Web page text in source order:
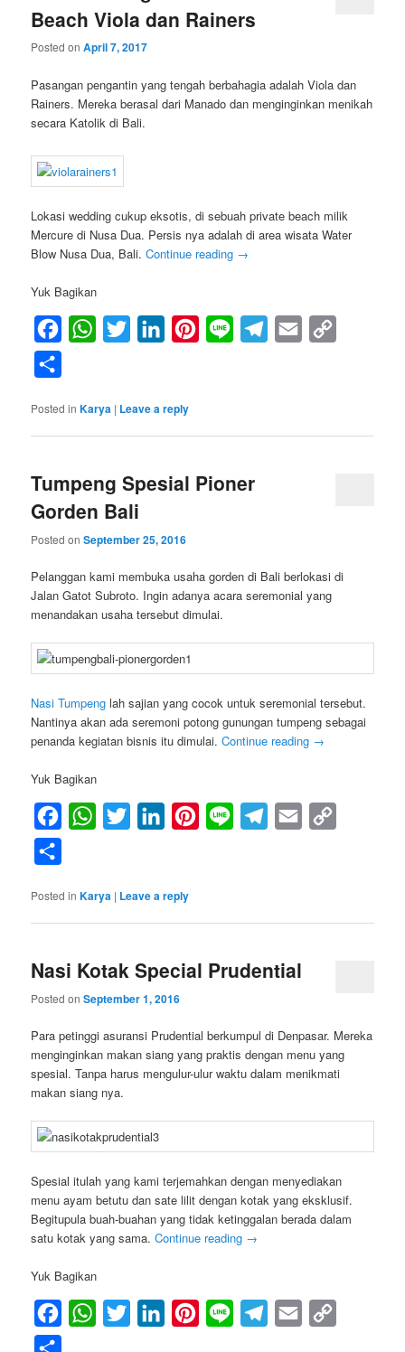
Beach Viola dan Rainers
Posted onApril 7, 2017
Pasangan pengantin yang tengah berbahagia adalah Viola dan
Rainers. Mereka berasal dari Manado dan menginginkan menikah
secara Katolik di Bali.
Lokasi wedding cukup eksotis, di sebuah private beach milik
Mercure di Nusa Dua. Persis nya adalah di area wisata Water
Blow Nusa Dua, Bali.Continue reading →
Yuk Bagikan
FacebookWhatsApp
Twitter LinkedInPinterest
Line Telegram
Email
Posted in Karya | Leave a reply
Tumpeng Spesial Pioner
Gorden Bali
Posted onSeptember 25, 2016
Pelanggan kami membuka usaha gorden di Bali berlokasi di
Jalan Gatot Subroto. Ingin adanya acara seremonial yang
menandakan usaha tersebut dimulai.
Nasi Tumpeng lah sajian yang cocok untuk seremonial tersebut.
Nantinya akan ada seremoni potong gunungan tumpeng sebagai
penanda kegiatan bisnis itu dimulai.Continue reading →
Yuk Bagikan
FacebookWhatsApp
Twitter LinkedInPinterest
Line Telegram
Email
Posted in Karya | Leave a reply
Nasi Kotak Special Prudential
Posted onSeptember 1, 2016
Para petinggi asuransi Prudential berkumpul di Denpasar. Mereka
menginginkan makan siang yang praktis dengan menu yang
spesial. Tanpa harus mengulur-ulur waktu dalam menikmati
makan siang nya.
Spesial itulah yang kami terjemahkan dengan menyediakan
menu ayam betutu dan sate lilit dengan kotak yang eksklusif.
Begitupula buah-buahan yang tidak ketinggalan berada dalam
satu kotak yang sama.Continue reading →
Yuk Bagikan
FacebookWhatsApp
Twitter LinkedInPinterest
Line Telegram
Email